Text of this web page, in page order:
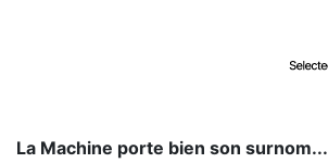
La Machine porte bien son surnom...